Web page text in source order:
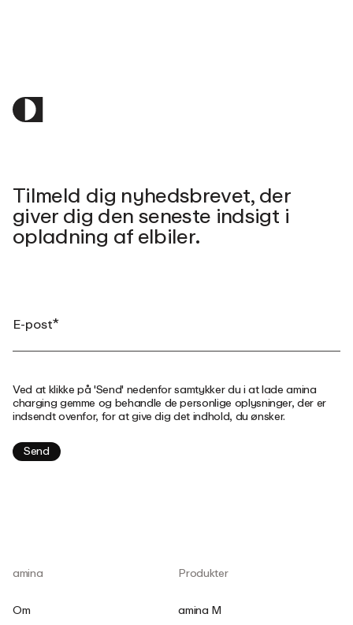
Tilmeld dig nyhedsbrevet, der
giver dig den seneste indsigt i
opladning af elbiler.
Ved at klikke på 'Send' nedenfor samtykker du i at lade amina
charging gemme og behandle de personlige oplysninger, der er
indsendt ovenfor, for at give dig det indhold, du ønsker.
amina
Om
Produkter
amina M